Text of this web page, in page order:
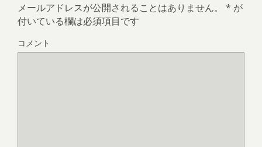
メールアドレスが公開されることはありません。 * が
付いている欄は必須項目です
コメント